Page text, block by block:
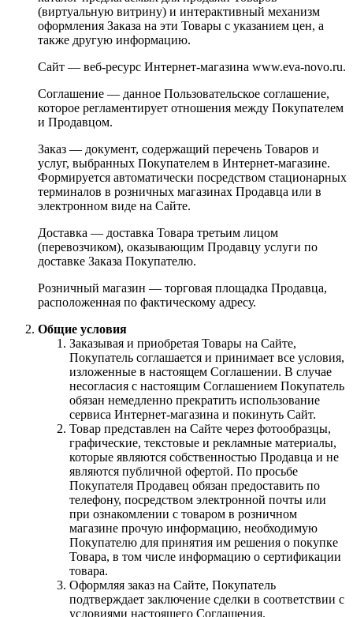
(виртуальную витрину) и интерактивный механизм
оформления Заказа на эти Товары с указанием цен, а
также другую информацию.
Сайт — веб-ресурс Интернет-магазина www.eva-novo.ru.
Соглашение — данное Пользовательское соглашение,
которое регламентирует отношения между Покупателем
и Продавцом.
Заказ — документ, содержащий перечень Товаров и
услуг, выбранных Покупателем в Интернет-магазине.
Формируется автоматически посредством стационарных
терминалов в розничных магазинах Продавца или в
электронном виде на Сайте.
Доставка — доставка Товара третьим лицом
(перевозчиком), оказывающим Продавцу услуги по
доставке Заказа Покупателю.
Розничный магазин — торговая площадка Продавца,
расположенная по фактическому адресу.
Общие условия
Заказывая и приобретая Товары на Сайте,
Покупатель соглашается и принимает все условия,
изложенные в настоящем Соглашении. В случае
несогласия с настоящим Соглашением Покупатель
обязан немедленно прекратить использование
сервиса Интернет-магазина и покинуть Сайт.
Товар представлен на Сайте через фотообразцы,
графические, текстовые и рекламные материалы,
которые являются собственностью Продавца и не
являются публичной офертой. По просьбе
Покупателя Продавец обязан предоставить по
телефону, посредством электронной почты или
при ознакомлении с товаром в розничном
магазине прочую информацию, необходимую
Покупателю для принятия им решения о покупке
Товара, в том числе информацию о сертификации
товара.
Оформляя заказ на Сайте, Покупатель
подтверждает заключение сделки в соответствии с
условиями настоящего Соглашения.